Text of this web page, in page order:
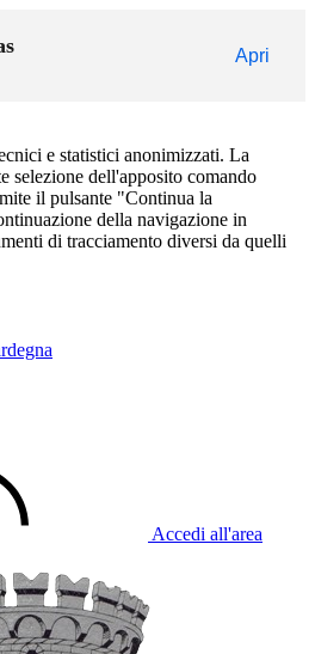
Apri
e statistici anonimizzati. La
selezione dell'apposito comando
il pulsante "Continua la
della navigazione in
di tracciamento diversi da quelli
Accedi all'area